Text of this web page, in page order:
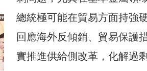
總統極可能在貿易方面持強
回應海外反傾銷、貿易保護
實推進供給側改革，化解過剩